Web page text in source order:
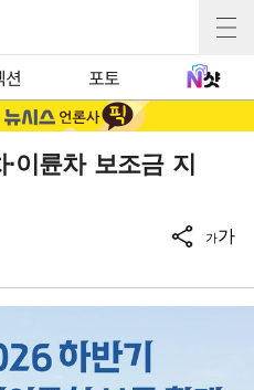
션 포토
이륜차 보조금 지
가가